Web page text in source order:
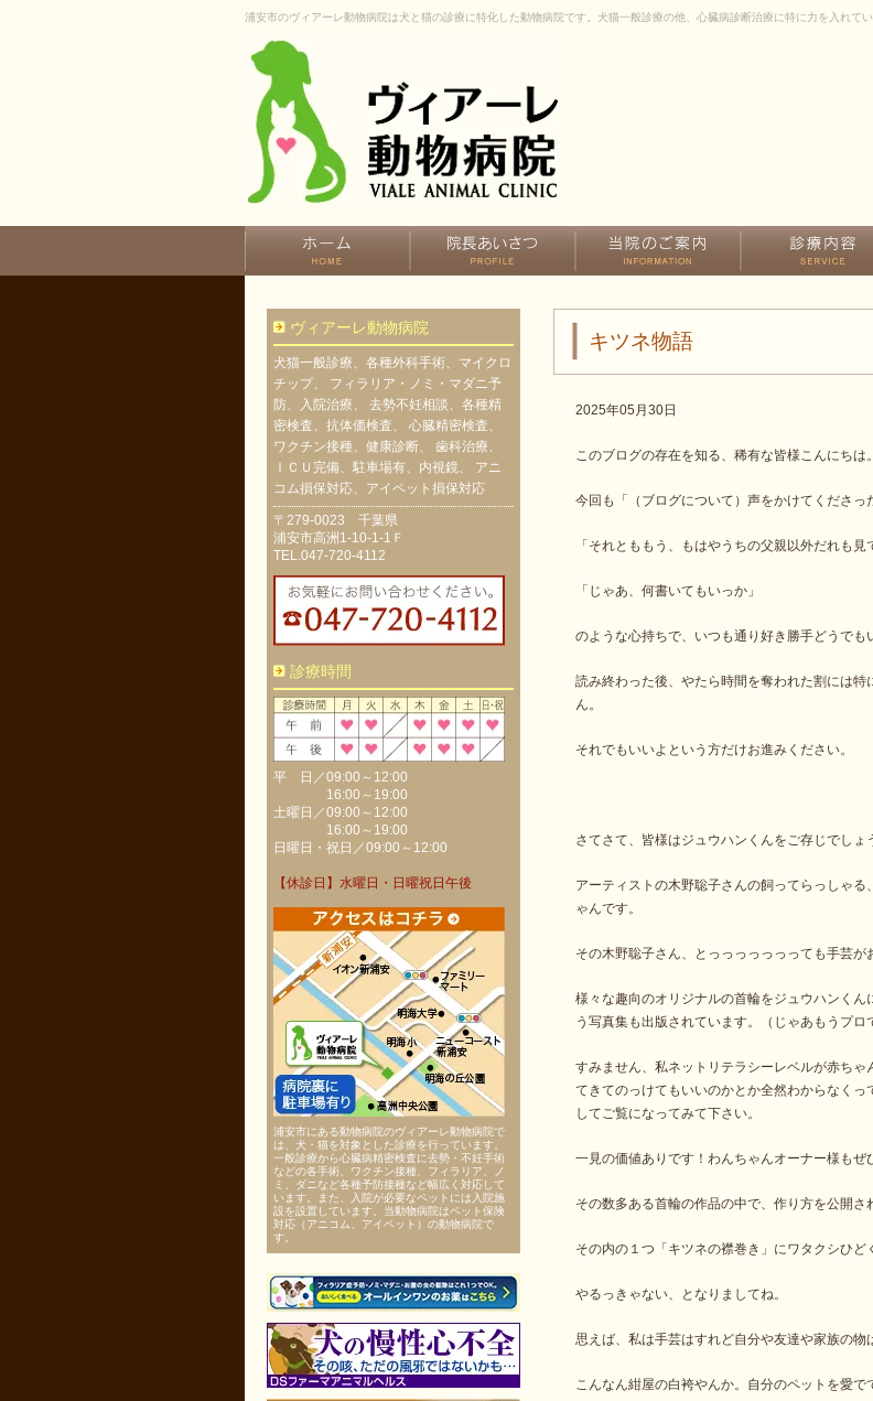
浦安市のヴィアーレ動物病院は犬と猫の診療に特化した動物病院です。犬猫一般診療の他、心臓病診断治療に特に力を入れてい
キツネ物語
2025年05月30日
このブログの存在を知る、稀有な皆様こんにちは
今回も「（ブログについて）声をかけてくださっ
「それとももう、もはやうちの父親以外だれも見
「じゃあ、何書いてもいっか」
のような心持ちで、いつも通り好き勝手どうでも
読み終わった後、やたら時間を奪われた割には
ん。
それでもいいよという方だけお進みください。
さてさて、皆様はジュウハンくんをご存じでしょ
アーティストの木野聡子さんの飼ってらっしゃ
ゃんです。
その木野聡子さん、とっっっっっっっても手芸が
様々な趣向のオリジナルの首輪をジュウハンく
う写真集も出版されています。（じゃあもうプロ
すみません、私ネットリテラシーレベルが赤ち
てきてのっけてもいいのかとか全然わからなく
してご覧になってみて下さい。
一見の価値ありです！わんちゃんオーナー様もぜ
その数多ある首輪の作品の中で、作り方を公開さ
その内の１つ「キツネの襟巻き」にワタクシひど
やるっきゃない、となりましてね。
思えば、私は手芸はすれど自分や友達や家族の物
こんなん紺屋の白袴やんか。自分のペットを愛で
ヴィアーレ動物病院
犬猫一般診療、各種外科手術、マイクロ
チップ、 フィラリア・ノミ・マダニ予
防、入院治療、 去勢不妊相談、各種精
密検査、抗体価検査、 心臓精密検査、
ワクチン接種、健康診断、 歯科治療、
ＩＣＵ完備、駐車場有、内視鏡、 アニ
コム損保対応、アイペット損保対応
〒279-0023 千葉県
浦安市高洲1-10-1-1Ｆ
TEL.047-720-4112
診療時間
平 日／09:00～12:00
16:00～19:00
土曜日／09:00～12:00
16:00～19:00
日曜日・祝日／09:00～12:00
【休診日】水曜日・日曜祝日午後
浦安市にある動物病院のヴィアーレ動物病院で
は、犬・猫を対象とした診療を行っています。
一般診療から心臓病精密検査に去勢・不妊手術
などの各手術、ワクチン接種、フィラリア、ノ
ミ、ダニなど各種予防接種など幅広く対応して
います。また、入院が必要なペットには入院施
設を設置しています。当動物病院はペット保険
対応（アニコム、アイペット）の動物病院で
す。